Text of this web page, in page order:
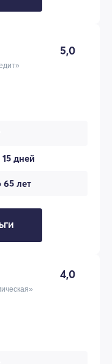
5,0
дней
65 лет
4,0